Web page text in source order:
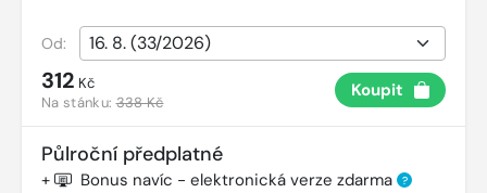
Od:
312 Kč
Na stánku:338 Kč
Koupit
Půlroční předplatné
+ Bonus navíc - elektronická verze zdarma ?